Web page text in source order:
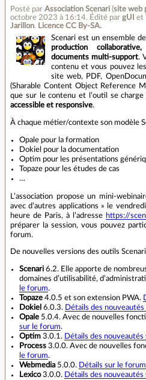
Posté par Association Scenari (site web
octobre 2023 à 16:14. Édité par gUI et
Jarillon. Licence CC By‑SA.
Scenari est un ensemble
production
documents multi-support.
contenu et vous pouvez
site web, PDF,
(Sharable Content Object Reference
que sur le contenu et l’outil se
accessible et responsive.
À chaque métier/contexte son modèle
Opale pour la formation
Dokiel pour la documentation
Optim pour les présentations
Topaze pour les études de cas
…
L’association propose un mini-
avec d’autres applications » le vendredi
heure de Paris, à l’adresse https://
préparer la session, vous pouvez
forum.
De nouvelles versions des outils
Scenari 6.2. Elle apporte de
domaines d’utilisabilité,
le forum.
Topaze 4.0.5 et son extension PWA.
Dokiel 6.0.3. Détails des
Opale 5.0.4. Avec de nouvelles
sur le forum.
Optim 3.0.1. Détails des
Process 3.0.0. Avec de nouvelles
le forum.
Webmedia5.0.0. Détails sur le forum
Lexico3.0.0. Détails des